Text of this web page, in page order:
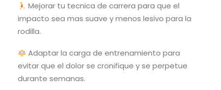
Mejorar tu tecnica de carrera para que el
impacto sea mas suave y menos lesivo para la
rodilla.
Adaptar la carga de entrenamiento para
evitar que el dolor se cronifique y se perpetue
durante semanas.